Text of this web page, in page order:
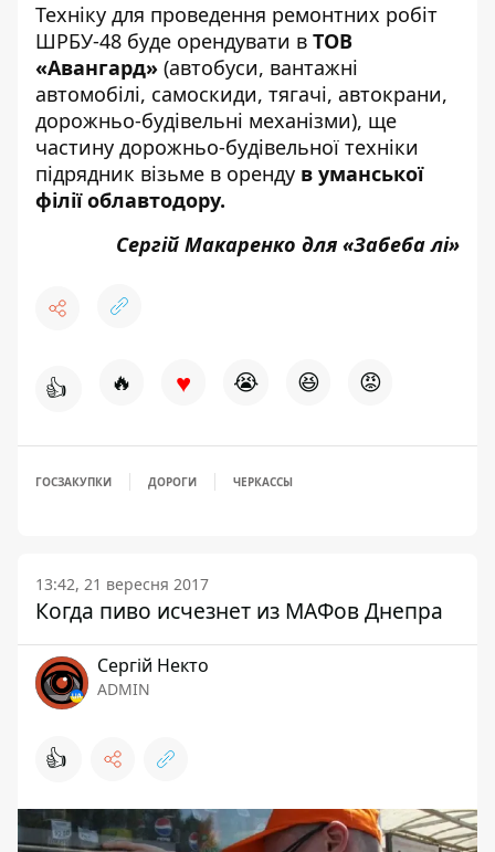
Техніку для проведення ремонтних робіт
ШРБУ-48 буде орендувати в ТОВ
«Авангард» (автобуси, вантажні
автомобілі, самоскиди, тягачі, автокрани,
дорожньо-будівельні механізми), ще
частину дорожньо-будівельної техніки
підрядник візьме в оренду в уманської
філії облавтодору.
Сергій Макаренко для «Забеба лі»
👍 🔥 ♥ 😭 😆 😡
ГОСЗАКУПКИ ДОРОГИ ЧЕРКАССЫ
13:42, 21 вересня 2017
Когда пиво исчезнет из МАФов Днепра
Сергій Некто
ADMIN
👍